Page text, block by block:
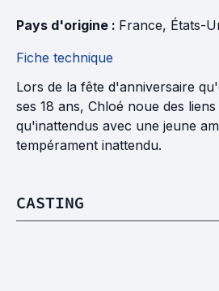
Pays d'origine : France, États-
Fiche technique
Lors de la fête d'anniversaire
ses 18 ans, Chloé noue des
qu'inattendus avec une jeune
tempérament inattendu.
CASTING